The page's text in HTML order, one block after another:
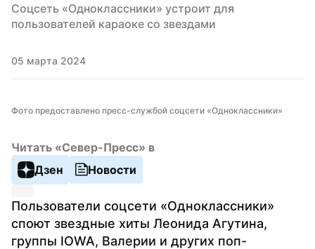
Соцсеть «Одноклассники» устроит для
пользователей караоке со звездами
05 марта 2024
Фото предоставлено пресс-службой соцсети «Одноклассники»
Читать «Север-Пресс» в
Дзен
Новости
Пользователи соцсети «Одноклассники»
споют звездные хиты Леонида Агутина,
группы IOWA, Валерии и других поп-